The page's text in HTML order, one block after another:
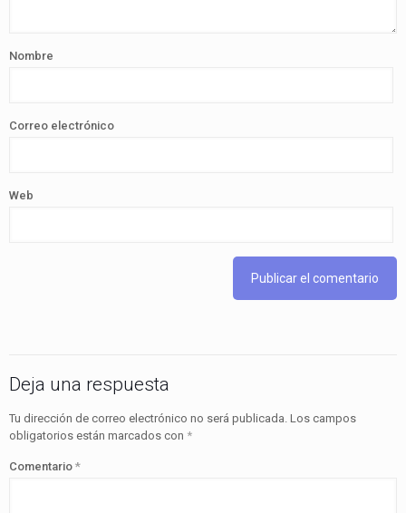
Nombre
Correo electrónico
Web
Deja una respuesta
Tu dirección de correo electrónico no será publicada. Los campos
obligatorios están marcados con *
Comentario *